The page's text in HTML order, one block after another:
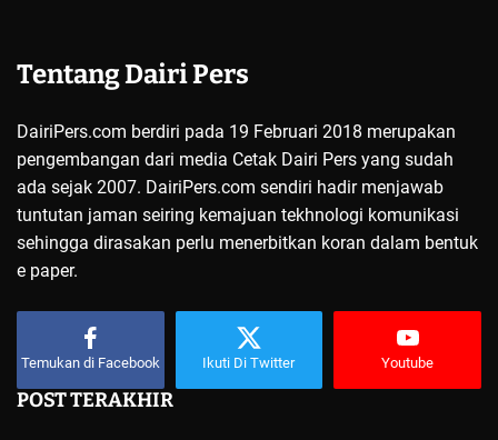
Tentang Dairi Pers
DairiPers.com berdiri pada 19 Februari 2018 merupakan
pengembangan dari media Cetak Dairi Pers yang sudah
ada sejak 2007. DairiPers.com sendiri hadir menjawab
tuntutan jaman seiring kemajuan tekhnologi komunikasi
sehingga dirasakan perlu menerbitkan koran dalam bentuk
e paper.
Temukan di Facebook Ikuti Di Twitter Youtube
POST TERAKHIR